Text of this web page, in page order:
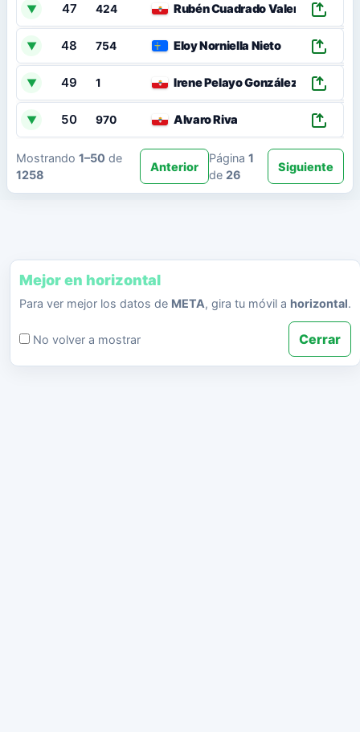
▼ 47 424 Rubén Cuadrado Valero
▼ 48 754 Eloy Norniella Nieto
▼ 49 1 Irene Pelayo González
▼ 50 970 Alvaro Riva
Mostrando 1–50 de
1258
Anterior
Página1
de 26
Siguiente
Mejor en horizontal
Para ver mejor los datos de META, gira tu móvil a horizontal.
No volver a mostrar Cerrar